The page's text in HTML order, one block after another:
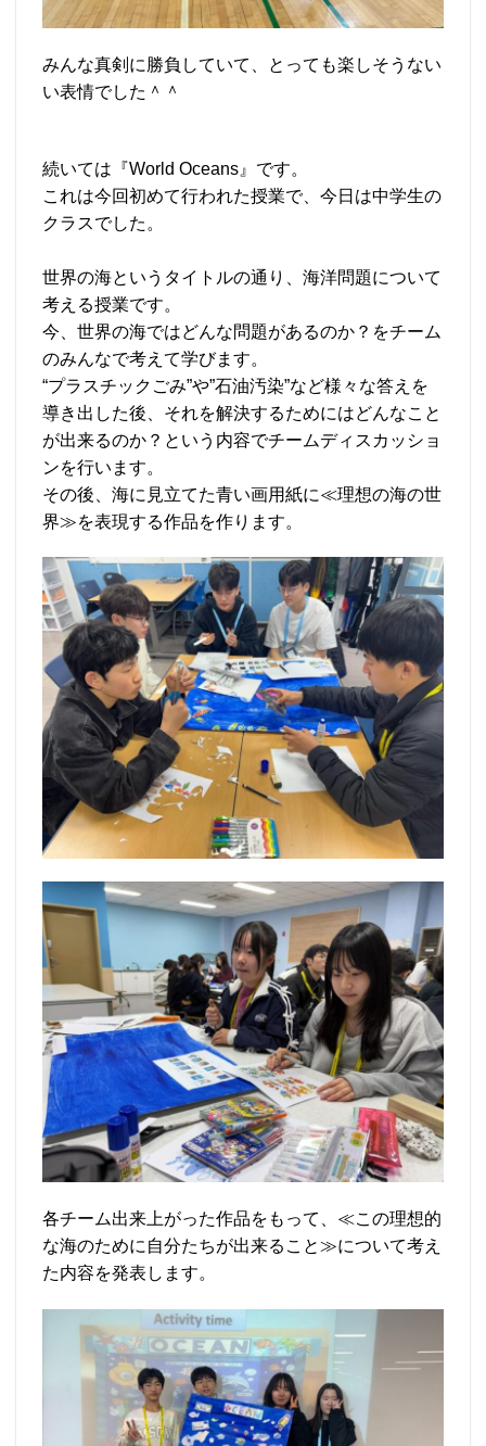
みんな真剣に勝負していて、とっても楽しそうない
い表情でした＾＾
続いては『World Oceans』です。
これは今回初めて行われた授業で、今日は中学生の
クラスでした。
世界の海というタイトルの通り、海洋問題について
考える授業です。
今、世界の海ではどんな問題があるのか？をチーム
のみんなで考えて学びます。
“プラスチックごみ”や”石油汚染”など様々な答えを
導き出した後、それを解決するためにはどんなこと
が出来るのか？という内容でチームディスカッショ
ンを行います。
その後、海に見立てた青い画用紙に≪理想の海の世
界≫を表現する作品を作ります。
各チーム出来上がった作品をもって、≪この理想的
な海のために自分たちが出来ること≫について考え
た内容を発表します。